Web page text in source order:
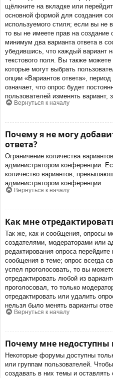
щёлкните на вкладке или
основной формой для создания
используемого стиля; если вы не
то вы не имеете прав на создание
минимум два варианта ответа в
убедившись, что каждый вариант
текстового поля. Вы также можете
которые могут выбрать
опции «Вариантов ответа»,
означает, что опрос будет
пользователей изменять вариант,
Вернуться к началу
Почему я не могу
ответа?
Ограничение количества
администратором конференции.
количество вариантов,
администратором конференции.
Вернуться к началу
Как мне
Так же, как и сообщения, опросы
создателями, модераторами или
редактирования опроса
сообщения в теме; опрос всегда
успел проголосовать, то вы
отредактировать любой из
проголосовал, то только
отредактировать или удалить
нельзя было менять варианты
Вернуться к началу
Почему мне
Некоторые форумы доступны
или группам пользователей.
создавать в них темы и